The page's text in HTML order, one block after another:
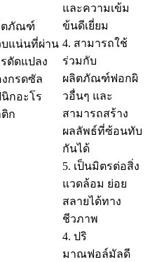
ตภัณฑ์
บแน่นที่ผ่าน
ดัดแปลง
กรดซัล
กอะโร
ก
และความเข้ม
ข้นดีเยี่ยม
4. สามารถใช้
ร่วมกับ
ผลิตภัณฑ์ฟอกผิ
วอื่นๆ และ
สามารถสร้าง
ผลลัพธ์ที่ซ้อนทับ
กันได้
5. เป็นมิตรต่อสิ่ง
แวดล้อม ย่อย
สลายได้ทาง
ชีวภาพ
4. ปริ
มาณฟอล์มัลดี